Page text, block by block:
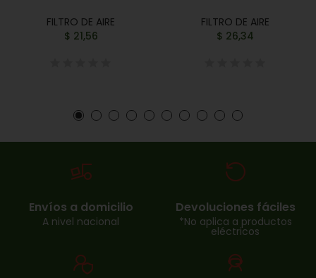
FILTRO DE AIRE
$ 21,56
FILTRO DE AIRE
$ 26,34
Envíos a domicilio
A nivel nacional
Devoluciones fáciles
*No aplica a productos
eléctricos